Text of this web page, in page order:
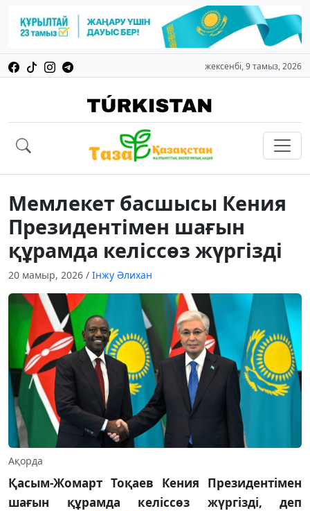
жексенбі, 9 тамыз, 2026
Мемлекет басшысы Кения
Президентімен шағын
құрамда келіссөз жүргізді
20 мамыр, 2026 / Інжу Әлихан
Ақорда
Қасым-Жомарт Тоқаев Кения Президентімен
шағын құрамда келіссөз жүргізді, деп